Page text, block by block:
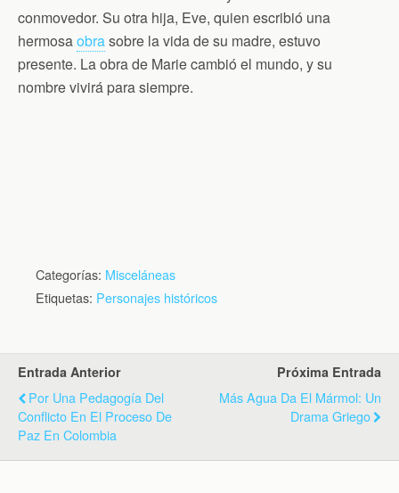
conmovedor. Su otra hija, Eve, quien escribió una
hermosaobrasobre la vida de su madre, estuvo
presente. La obra de Marie cambió el mundo, y su
nombre vivirá para siempre.
Categorías: Misceláneas
Etiquetas: Personajes históricos
Entrada Anterior
Por Una Pedagogía Del
Conflicto En El Proceso De
Paz En Colombia
Próxima Entrada
Más Agua Da El Mármol: Un
Drama Griego